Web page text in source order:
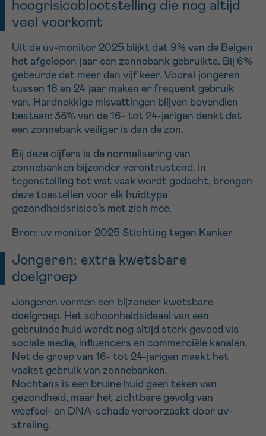
hoogrisicoblootstelling die nog altijd
veel voorkomt
Uit de uv-monitor 2025 blijkt dat 9% van de Belgen
het afgelopen jaar een zonnebank gebruikte. Bij 6%
gebeurde dat meer dan vijf keer. Vooral jongeren
tussen 16 en 24 jaar maken er frequent gebruik
van. Hardnekkige misvattingen blijven bovendien
bestaan: 38% van de 16- tot 24-jarigen denkt dat
een zonnebank veiliger is dan de zon.
Bij deze cijfers is de normalisering van
zonnebanken bijzonder verontrustend. In
tegenstelling tot wat vaak wordt gedacht, brengen
deze toestellen voor elk huidtype
gezondheidsrisico’s met zich mee.
Bron: uv monitor 2025 Stichting tegen Kanker
Jongeren: extra kwetsbare
doelgroep
Jongeren vormen een bijzonder kwetsbare
doelgroep. Het schoonheidsideaal van een
gebruinde huid wordt nog altijd sterk gevoed via
sociale media, influencers en commerciële kanalen.
Net de groep van 16- tot 24-jarigen maakt het
vaakst gebruik van zonnebanken.
Nochtans is een bruine huid geen teken van
gezondheid, maar het zichtbare gevolg van
weefsel- en DNA-schade veroorzaakt door uv-
straling.